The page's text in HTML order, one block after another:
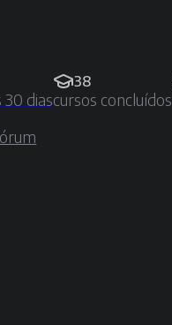
dias
38
cursos concluídos